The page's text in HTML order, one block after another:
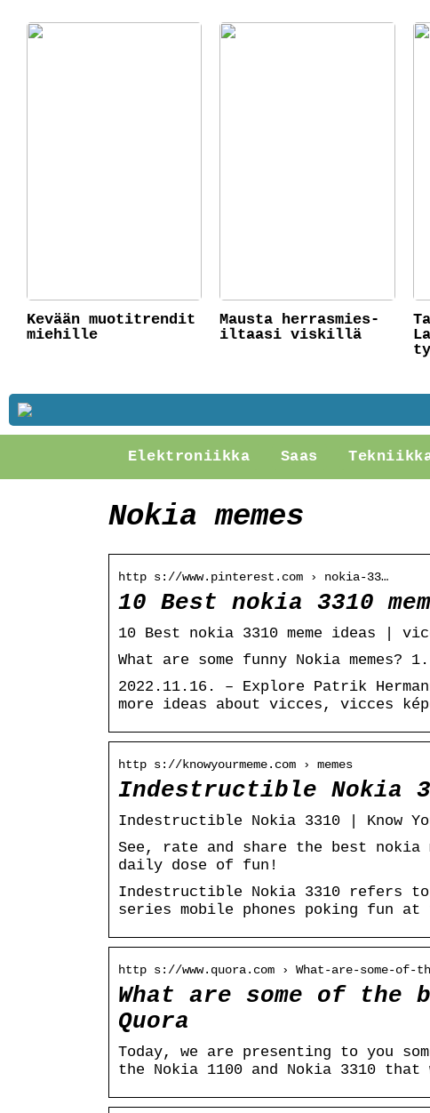
Kevään muotitrendit
miehille
Mausta herrasmies-
iltaasi viskillä
Elektroniikka Saas
Nokia memes
http s://www.pinterest.com › nokia-33…
10 Best nokia 3310
10 Best nokia 3310 meme ideas |
What are some funny Nokia
2022.11.16. – Explore Patrik
more ideas about vicces, vicces
http s://knowyourmeme.com › memes
Indestructible Nokia
Indestructible Nokia 3310 | Know
See, rate and share the best nokia
daily dose of fun!
Indestructible Nokia 3310 refers to
series mobile phones poking fun
http s://www.quora.com › What-are-some-of-
What are some of the
Quora
Today, we are presenting to you
the Nokia 1100 and Nokia 3310